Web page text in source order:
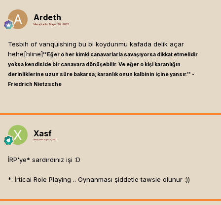
Ardeth
Mesaj tarihi: Mayıs 30, 2003
Tesbih of vanquishing bu bi koydunmu kafada delik açar
hehe[hline]''Eğer o her kimki canavarlarla savaşıyorsa dikkat etmelidir
yoksa kendiside bir canavara dönüşebilir. Ve eğer o kişi karanlığın
derinliklerine uzun süre bakarsa; karanlık onun kalbinin içine yansır.'' -
Friedrich Nietzsche
Xasf
Mesaj tarihi: Mayıs 30, 2003
İRP'ye* sardırdınız işi :D
*: İrticai Role Playing .. Oynanması şiddetle tawsie olunur :))